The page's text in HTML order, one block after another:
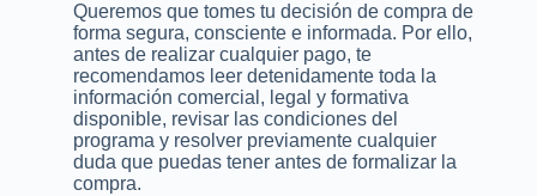
Queremos que tomes tu decisión de compra de
forma segura, consciente e informada. Por ello,
antes de realizar cualquier pago, te
recomendamos leer detenidamente toda la
información comercial, legal y formativa
disponible, revisar las condiciones del
programa y resolver previamente cualquier
duda que puedas tener antes de formalizar la
compra.